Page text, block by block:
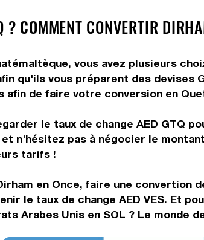
? COMMENT CONVERTIR
vous avez plusieurs
qu'ils vous préparent des devises
de faire votre conversion en
le taux de change AED GTQ
n'hésitez pas à négocier le
tarifs !
en Once, faire une
le taux de change AED VES. Et
Arabes Unis en SOL ? Le monde